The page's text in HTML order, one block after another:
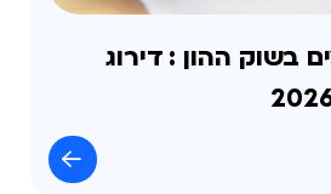
בשוק ההון : דירוג